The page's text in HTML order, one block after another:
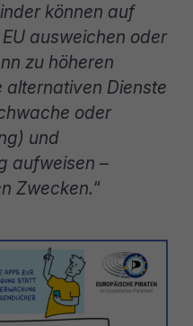
können auf
ausweichen oder
zu höheren
alternativen Dienste
oder
und
aufweisen –
Zwecken.“